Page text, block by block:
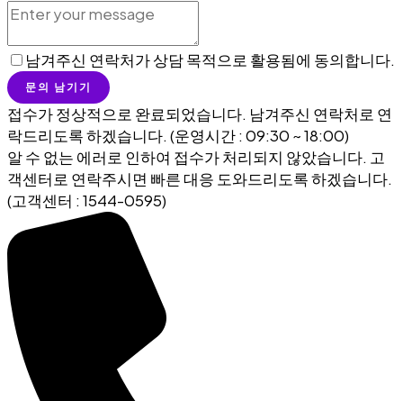
남겨주신 연락처가 상담 목적으로 활용됨에 동의합니다.
문의 남기기
접수가 정상적으로 완료되었습니다. 남겨주신 연락처로 연
락드리도록 하겠습니다. (운영시간 : 09:30 ~ 18:00)
알 수 없는 에러로 인하여 접수가 처리되지 않았습니다. 고
객센터로 연락주시면 빠른 대응 도와드리도록 하겠습니다.
(고객센터 : 1544-0595)